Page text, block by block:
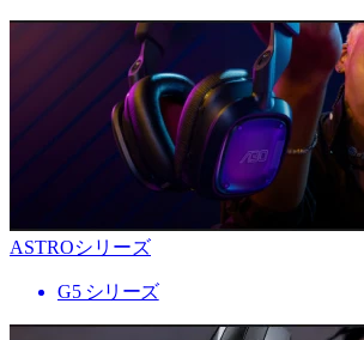
ASTROシリーズ
G5 シリーズ